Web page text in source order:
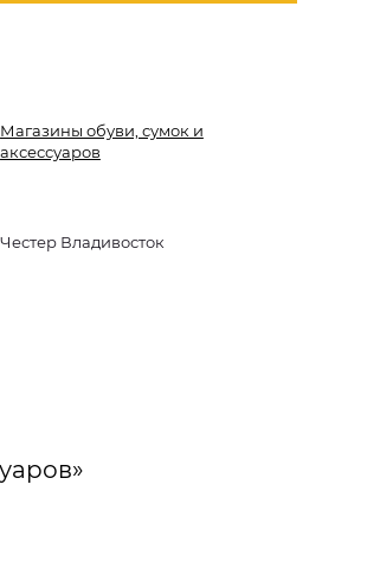
Магазины обуви, сумок и
аксессуаров
Честер Владивосток